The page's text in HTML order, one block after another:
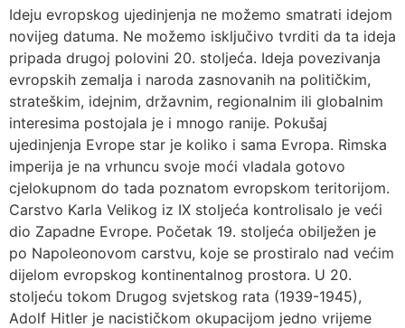
Ideju evropskog ujedinjenja ne možemo smatrati idejom
novijeg datuma. Ne možemo isključivo tvrditi da ta ideja
pripada drugoj polovini 20. stoljeća. Ideja povezivanja
evropskih zemalja i naroda zasnovanih na političkim,
strateškim, idejnim, državnim, regionalnim ili globalnim
interesima postojala je i mnogo ranije. Pokušaj
ujedinjenja Evrope star je koliko i sama Evropa. Rimska
imperija je na vrhuncu svoje moći vladala gotovo
cjelokupnom do tada poznatom evropskom teritorijom.
Carstvo Karla Velikog iz IX stoljeća kontrolisalo je veći
dio Zapadne Evrope. Početak 19. stoljeća obilježen je
po Napoleonovom carstvu, koje se prostiralo nad većim
dijelom evropskog kontinentalnog prostora. U 20.
stoljeću tokom Drugog svjetskog rata (1939-1945),
Adolf Hitler je nacističkom okupacijom jedno vrijeme